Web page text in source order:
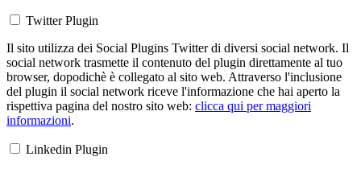
Twitter Plugin
Il sito utilizza dei Social Plugins Twitter di diversi social network. Il
social network trasmette il contenuto del plugin direttamente al tuo
browser, dopodichè è collegato al sito web. Attraverso l'inclusione
del plugin il social network riceve l'informazione che hai aperto la
rispettiva pagina del nostro sito web: clicca qui per maggiori
informazioni.
Linkedin Plugin